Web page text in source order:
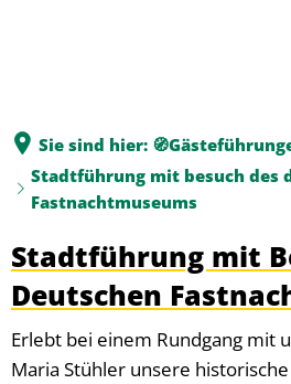
Sie sind hier:
Stadtführung mit besuch des
Fastnachtmuseums
Stadtführung mit
Deutschen
Erlebt bei einem Rundgang mit
Maria Stühler unsere